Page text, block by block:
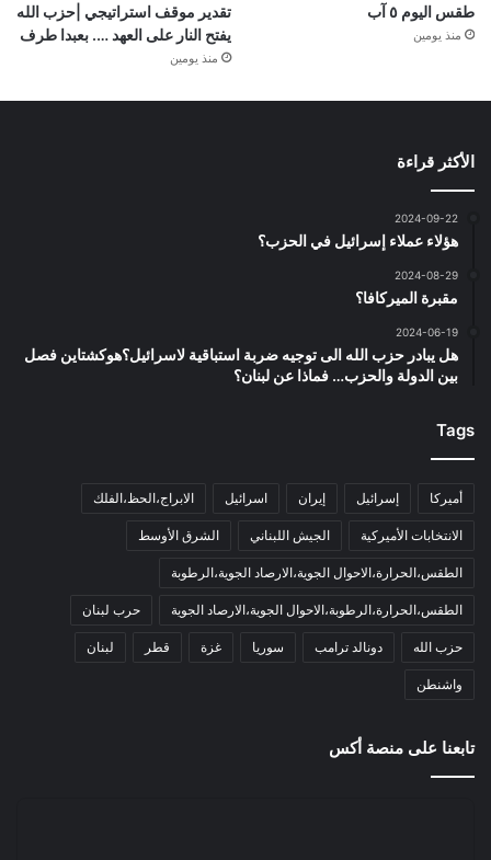
طقس اليوم ٥ آب
منذ يومين
تقدير موقف استراتيجي |حزب الله
يفتح النار على العهد …. بعبدا طرف
منذ يومين
الأكثر قراءة
2024-09-22
هؤلاء عملاء إسرائيل في الحزب؟
2024-08-29
مقبرة الميركافا؟
2024-06-19
هل يبادر حزب الله الى توجيه ضربة استباقية لاسرائيل؟هوكشتاين فصل
بين الدولة والحزب… فماذا عن لبنان؟
Tags
أميركا إسرائيل إيران اسرائيل الابراج،الحظ،الفلك
الانتخابات الأميركية الجيش اللبناني الشرق الأوسط
الطقس،الحرارة،الاحوال الجوية،الارصاد الجوية،الرطوبة
الطقس،الحرارة،الرطوبة،الاحوال الجوية،الارصاد الجوية حرب لبنان
حزب الله دونالد ترامب سوريا غزة قطر لبنان
واشنطن
تابعنا على منصة أكس